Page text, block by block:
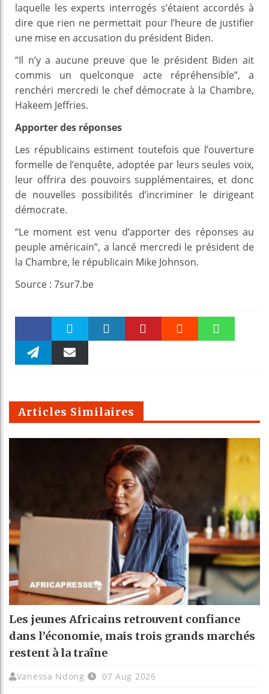
laquelle les experts interrogés s’étaient accordés à
dire que rien ne permettait pour l’heure de justifier
une mise en accusation du président Biden.
“Il n’y a aucune preuve que le président Biden ait
commis un quelconque acte répréhensible”, a
renchéri mercredi le chef démocrate à la Chambre,
Hakeem Jeffries.
Apporter des réponses
Les républicains estiment toutefois que l’ouverture
formelle de l’enquête, adoptée par leurs seules voix,
leur offrira des pouvoirs supplémentaires, et donc
de nouvelles possibilités d’incriminer le dirigeant
démocrate.
“Le moment est venu d’apporter des réponses au
peuple américain”, a lancé mercredi le président de
la Chambre, le républicain Mike Johnson.
Source : 7sur7.be
Faceboo Twitter
m
Articles Similaires
Les jeunes Africains retrouvent confiance
dans l’économie, mais trois grands marchés
restent à la traîne
Vanessa Ndong 07 Aug 2026